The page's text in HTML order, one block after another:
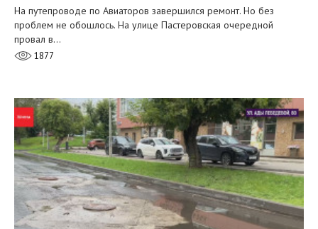
На путепроводе по Авиаторов завершился ремонт. Но без
проблем не обошлось. На улице Пастеровская очередной
провал в…
1877